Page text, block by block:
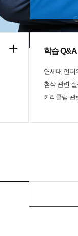
학습 Q&A
연세대 언더
첨삭 관련
커리큘럼 관